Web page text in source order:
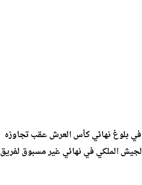
في بلوغ نهائي كأس العرش عقب تجاوزه
تاريخية جرت يوم 30 شتنبر 2023، قبل مواجهة الجيش الملكي في نهائي غير مسبوق لفريق